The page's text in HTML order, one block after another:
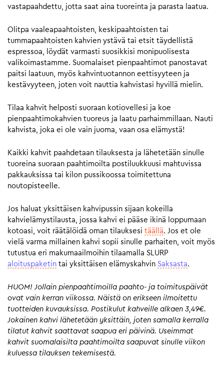
vastapaahdettu, jotta saat aina tuoreinta ja parasta laatua.
Olitpa vaaleapaahtoisten, keskipaahtoisten tai
tummapaahtoisten kahvien ystävä tai etsit täydellistä
espressoa, löydät varmasti suosikkisi monipuolisesta
valikoimastamme. Suomalaiset pienpaahtimot panostavat
paitsi laatuun, myös kahvintuotannon eettisyyteen ja
kestävyyteen, joten voit nauttia kahvistasi hyvillä mielin.
Tilaa kahvit helposti suoraan kotiovellesi ja koe
pienpaahtimokahvien tuoreus ja laatu parhaimmillaan. Nauti
kahvista, joka ei ole vain juoma, vaan osa elämystä!
Kaikki kahvit paahdetaan tilauksesta ja lähetetään sinulle
tuoreina suoraan paahtimoilta postiluukkuusi mahtuvissa
pakkauksissa tai kilon pussikoossa toimitettuna
noutopisteelle.
Jos haluat yksittäisen kahvipussin sijaan kokeilla
kahvielämystilausta, jossa kahvi ei pääse ikinä loppumaan
kotoasi, voit räätälöidä oman tilauksesi täällä. Jos et ole
vielä varma millainen kahvi sopii sinulle parhaiten, voit myös
tutustua eri makumaailmoihin tilaamalla SLURP
aloituspaketin tai yksittäisen elämyskahvin Saksasta.
HUOM! Jollain pienpaahtimoilla paahto- ja toimituspäivät
ovat vain kerran viikossa. Näistä on erikseen ilmoitettu
tuotteiden kuvauksissa. Postikulut kahveille alkaen 3,49€.
Jokainen kahvi lähetetään yksittäin, joten samalla kerralla
tilatut kahvit saattavat saapua eri päivinä. Useimmat
kahvit suomalaisilta paahtimoilta saapuvat sinulle viikon
kuluessa tilauksen tekemisestä.